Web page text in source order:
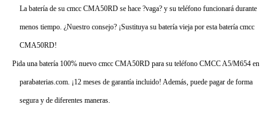
La batería de su cmcc CMA50RD se hace ?vaga? y su teléfono funcionará durante
menos tiempo. ¿Nuestro consejo? ¡Sustituya su batería vieja por esta batería cmcc
CMA50RD!
Pida una batería 100% nuevo cmcc CMA50RD para su teléfono CMCC A5/M654 en
parabaterias.com. ¡12 meses de garantía incluido! Además, puede pagar de forma
segura y de diferentes maneras.